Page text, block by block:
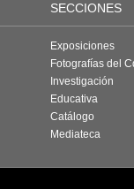
SECCIONES
Exposiciones
Fotografías del
Investigación
Educativa
Catálogo
Mediateca